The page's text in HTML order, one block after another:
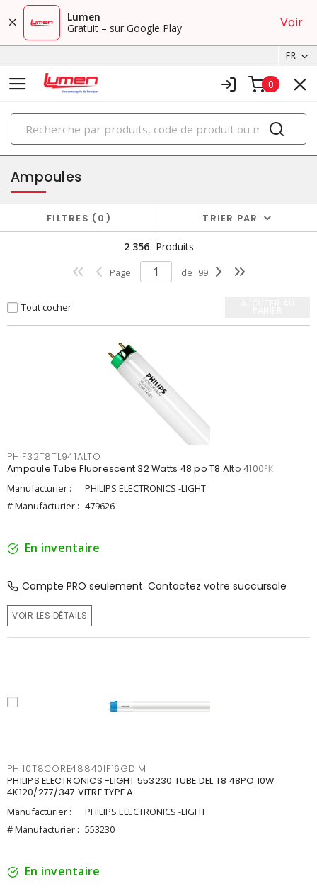
Lumen
Gratuit – sur Google Play
Voir
FR
0
PRODUITS
éclairage
Ampoules
FILTRES 0 TRIER PAR
2 356 Produits
Page de 99
Tout cocher
PHIF32T8TL941ALTO
Ampoule Tube Fluorescent 32 Watts 48 po T8 Alto 4100°K
Manufacturier :
PHILIPS ELECTRONICS -LIGHT
# Manufacturier : 479626
En inventaire
Compte PRO seulement. Contactez votre succursale
VOIR LES DÉTAILS
PHI10T8CORE48840IF16GDIM
PHILIPS ELECTRONICS -LIGHT 553230 TUBE DEL T8 48PO 10W
4K120/277/347 VITRE TYPE A
Manufacturier :
PHILIPS ELECTRONICS -LIGHT
# Manufacturier : 553230
En inventaire